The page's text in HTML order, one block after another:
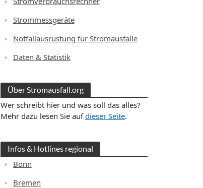
Strommessgeräte
Notfallausrüstung für Stromausfälle
Daten & Statistik
Über Stromausfall.org
Wer schreibt hier und was soll das alles?
Mehr dazu lesen Sie aufdieser Seite.
Infos & Hotlines regional
Bonn
Bremen